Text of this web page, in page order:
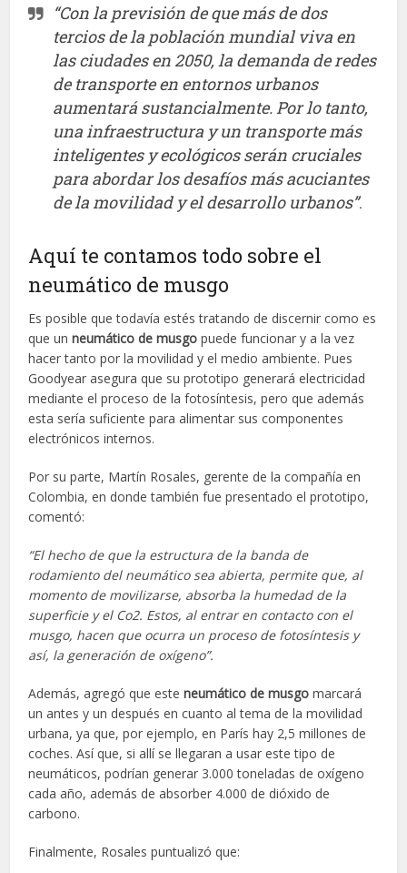
“Con la previsión de que más de dos
tercios de la población mundial viva en
las ciudades en 2050, la demanda de redes
de transporte en entornos urbanos
aumentará sustancialmente. Por lo tanto,
una infraestructura y un transporte más
inteligentes y ecológicos serán cruciales
para abordar los desafíos más acuciantes
de la movilidad y el desarrollo urbanos”.
Aquí te contamos todo sobre el
neumático de musgo
Es posible que todavía estés tratando de discernir como es
que unneumático de musgo puede funcionar y a la vez
hacer tanto por la movilidad y el medio ambiente. Pues
Goodyear asegura que su prototipo generará electricidad
mediante el proceso de la fotosíntesis, pero que además
esta sería suficiente para alimentar sus componentes
electrónicos internos.
Por su parte, Martín Rosales, gerente de la compañía en
Colombia, en donde también fue presentado el prototipo,
comentó:
“El hecho de que la estructura de la banda de
rodamiento del neumático sea abierta, permite que, al
momento de movilizarse, absorba la humedad de la
superficie y el Co2. Estos, al entrar en contacto con el
musgo, hacen que ocurra un proceso de fotosíntesis y
así, la generación de oxígeno”.
Además, agregó que esteneumático de musgo marcará
un antes y un después en cuanto al tema de la movilidad
urbana, ya que, por ejemplo, en París hay 2,5 millones de
coches. Así que, si allí se llegaran a usar este tipo de
neumáticos, podrían generar 3.000 toneladas de oxígeno
cada año, además de absorber 4.000 de dióxido de
carbono.
Finalmente, Rosales puntualizó que: